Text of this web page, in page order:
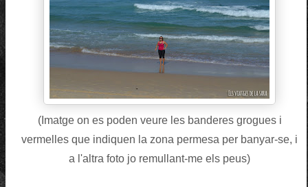
(Imatge on es poden veure les banderes grogues i
vermelles que indiquen la zona permesa per banyar-se, i
a l'altra foto jo remullant-me els peus)